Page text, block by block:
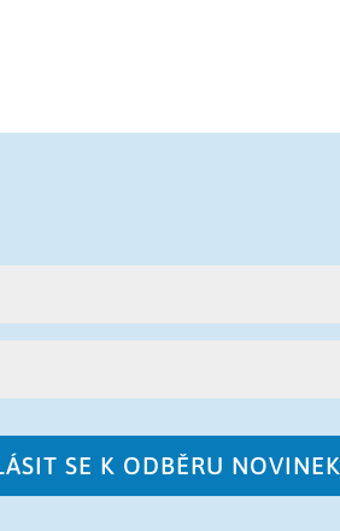
SE K ODBĚRU NOVINEK